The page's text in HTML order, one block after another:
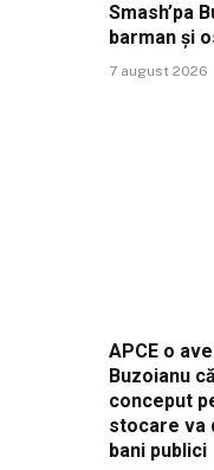
Smash’pa
barman și
7 august 2026
APCE o
Buzoianu
conceput
stocare va
bani publici